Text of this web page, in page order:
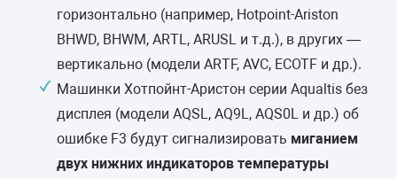
горизонтально (например, Hotpoint-Ariston
BHWD, BHWM, ARTL, ARUSL и т.д.), в других —
вертикально (модели ARTF, AVC, ECOTF и др.).
Машинки Хотпойнт-Аристон серии Aqualtis без
дисплея (модели AQSL, AQ9L, AQS0L и др.) об
ошибке F3 будут сигнализировать миганием
двух нижних индикаторов температуры